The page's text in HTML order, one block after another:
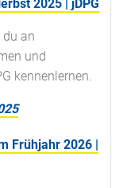
2025 | jDPG
an
und
kennenlernen.
Frühjahr 2026 |